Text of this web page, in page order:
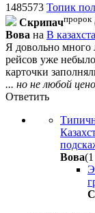
1485573 Топик
Cкpипaчпророк
Boвa на В
Я довольно много
рейсов уже
карточки
... но не любой
Ответить
Boвa